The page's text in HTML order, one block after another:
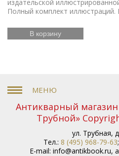
издательской
Полный комплект
В корзину
Антикварный
Трубной»
ул. Трубная,
Тел.: 8 (495) 968-79-63;
E-mail: info@antikbook.ru,